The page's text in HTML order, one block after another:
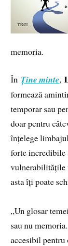
memoria.
În Ține minte,
formează
temporar sau
doar pentru
înțelege
forte
vulnerabilitățile
asta îți poate
„Un glosar
sau nu
accesibil pentru